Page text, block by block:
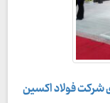
شرکت فولاد اکسین